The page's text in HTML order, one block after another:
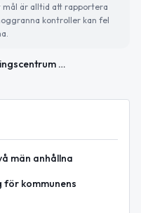
mål är alltid att rapportera
kontroller kan fel
Ljusdals Utvecklingscentrum får ny beredskapsplan
män anhållna
kommunens